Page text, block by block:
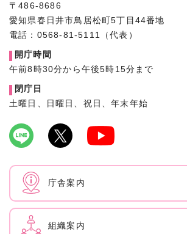
〒486-8686
愛知県春日井市鳥居松町5丁目44番地
電話：0568-81-5111（代表）
開庁時間
午前8時30分から午後5時15分まで
閉庁日
土曜日、日曜日、祝日、年末年始
庁舎案内
組織案内